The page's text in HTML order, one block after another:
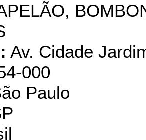
Av. Cidade
000
Paulo